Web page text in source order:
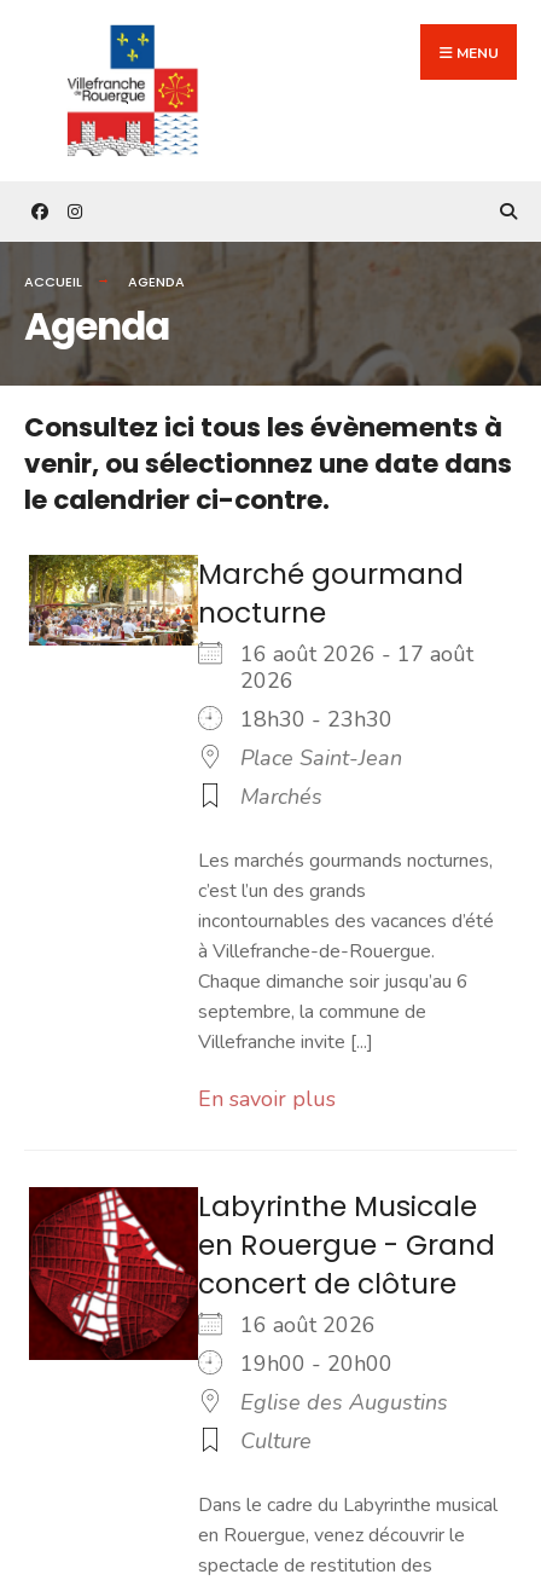
content
MENU
ACCUEIL AGENDA
Agenda
Consultez ici tous les évènements à
venir,ou sélectionnez une date dans
le calendrier ci-contre.
Marché gourmand
nocturne
16 août 2026 - 17 août
2026
18h30 - 23h30
Place Saint-Jean
Marchés
Les marchés gourmands nocturnes,
c’est l’un des grands
incontournables des vacances d’été
à Villefranche-de-Rouergue.
Chaque dimanche soir jusqu’au 6
septembre, la commune de
Villefranche invite [...]
En savoir plus
Labyrinthe Musicale
en Rouergue - Grand
concert de clôture
16 août 2026
19h00 - 20h00
Eglise des Augustins
Culture
Dans le cadre du Labyrinthe musical
en Rouergue, venez découvrir le
spectacle de restitution des